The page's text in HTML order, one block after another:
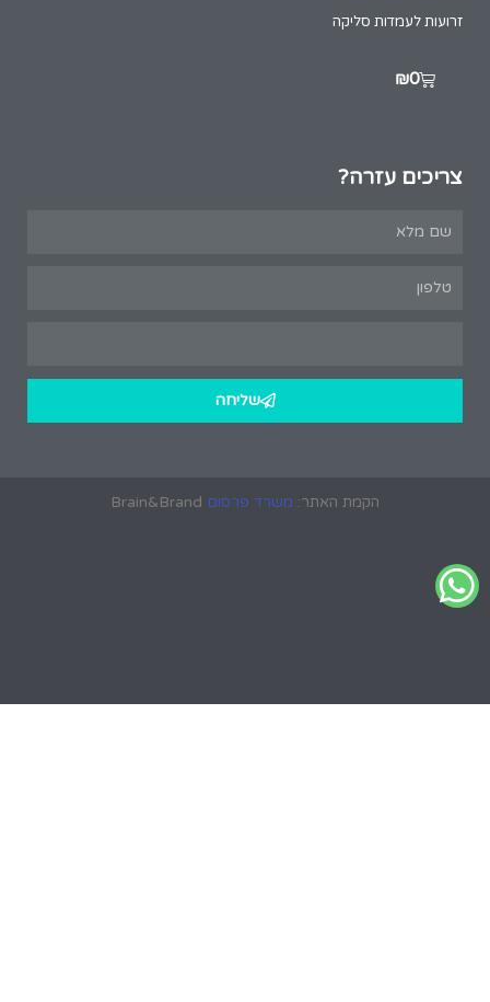
זרועות לעמדות סליקה
₪0
צריכים עזרה?
שליחה
הקמת האתר: משרד פרסום